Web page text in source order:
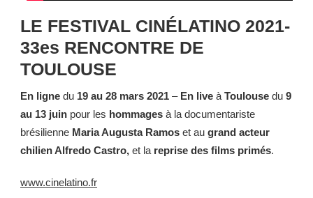
LE FESTIVAL CINÉLATINO 2021-
33es RENCONTRE DE
TOULOUSE
En ligne du 19 au 28 mars 2021 – En live àToulouse du 9
au 13 juin pour les hommages à la documentariste
brésilienne Maria Augusta Ramos et au grand acteur
chilien Alfredo Castro, et la reprise des films primés.
www.cinelatino.fr